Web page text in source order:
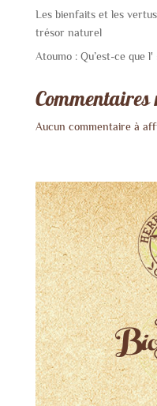
Les bienfaits et les
trésor naturel
Atoumo : Qu’est-ce que l'
Commentaires
Aucun commentaire à